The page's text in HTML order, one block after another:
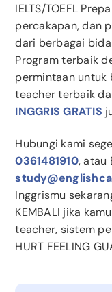
IELTS/TOEFL
percakapan, dan
dari berbagai
Program terbaik
permintaan untuk
teacher terbaik
INGGRIS GRATIS
Hubungi kami
0361481910, atau
Inggrismu
KEMBALI jika
teacher, sistem
HURT FEELING